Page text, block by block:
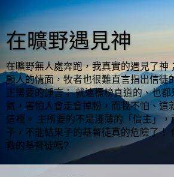
在曠野遇見神
在曠野無人處奔跑，我真實的遇見了神
顧人的情面，牧者也很難直言指出信徒
正需要的諍言； 就連標榜真道的、也
氣，害怕人會走會掉粉，而我不怕、這
這裡。 主所要的不是淺薄的「信主」
子，不能結果子的基督徒真的危險了！
救的基督徒嗎?